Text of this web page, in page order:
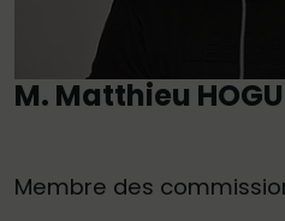
M. Matthieu
Membre des